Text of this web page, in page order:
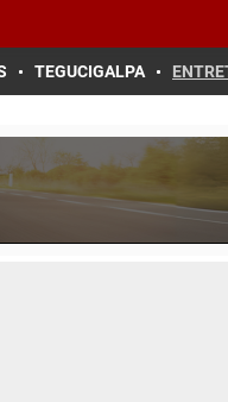
TEGUCIGALPA